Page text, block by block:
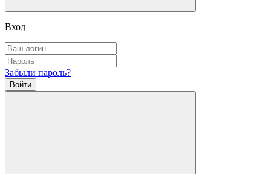
Вход
Забыли пароль?
Войти